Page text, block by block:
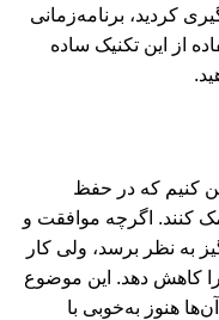
کردید، برنامه‌زمانی
از این تکنیک ساده
کنیم که در حفظ
کنند. اگرچه موافقت و
به نظر برسد، ولی کار
کاهش دهد. این موضوع
هنوز به‌خوبی با